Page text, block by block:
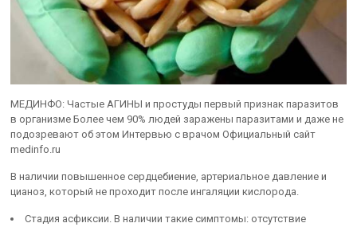
МЕДИНФО: Частые АГИНЫ и простуды первый признак паразитов
в организме Более чем 90% людей заражены паразитами и даже не
подозревают об этом Интервью с врачом Официальный сайт
medinfo.ru
В наличии повышенное сердцебиение, артериальное давление и
цианоз, который не проходит после ингаляции кислорода.
Стадия асфиксии. В наличии такие симптомы: отсутствие